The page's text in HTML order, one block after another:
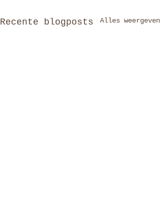
Recente blogposts Alles weergeven